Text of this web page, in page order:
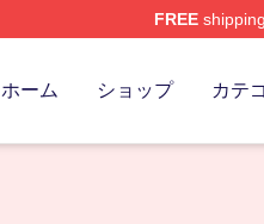
FREE
ホーム ショップ カテ